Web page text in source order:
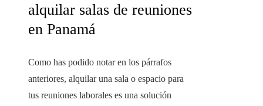
alquilar salas de reuniones
en Panamá
Como has podido notar en los párrafos
anteriores, alquilar una sala o espacio para
tus reuniones laborales es una solución